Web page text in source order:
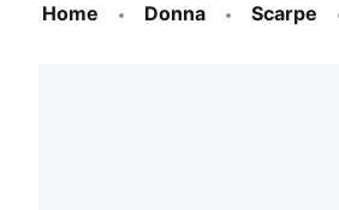
Home Donna Scarpe